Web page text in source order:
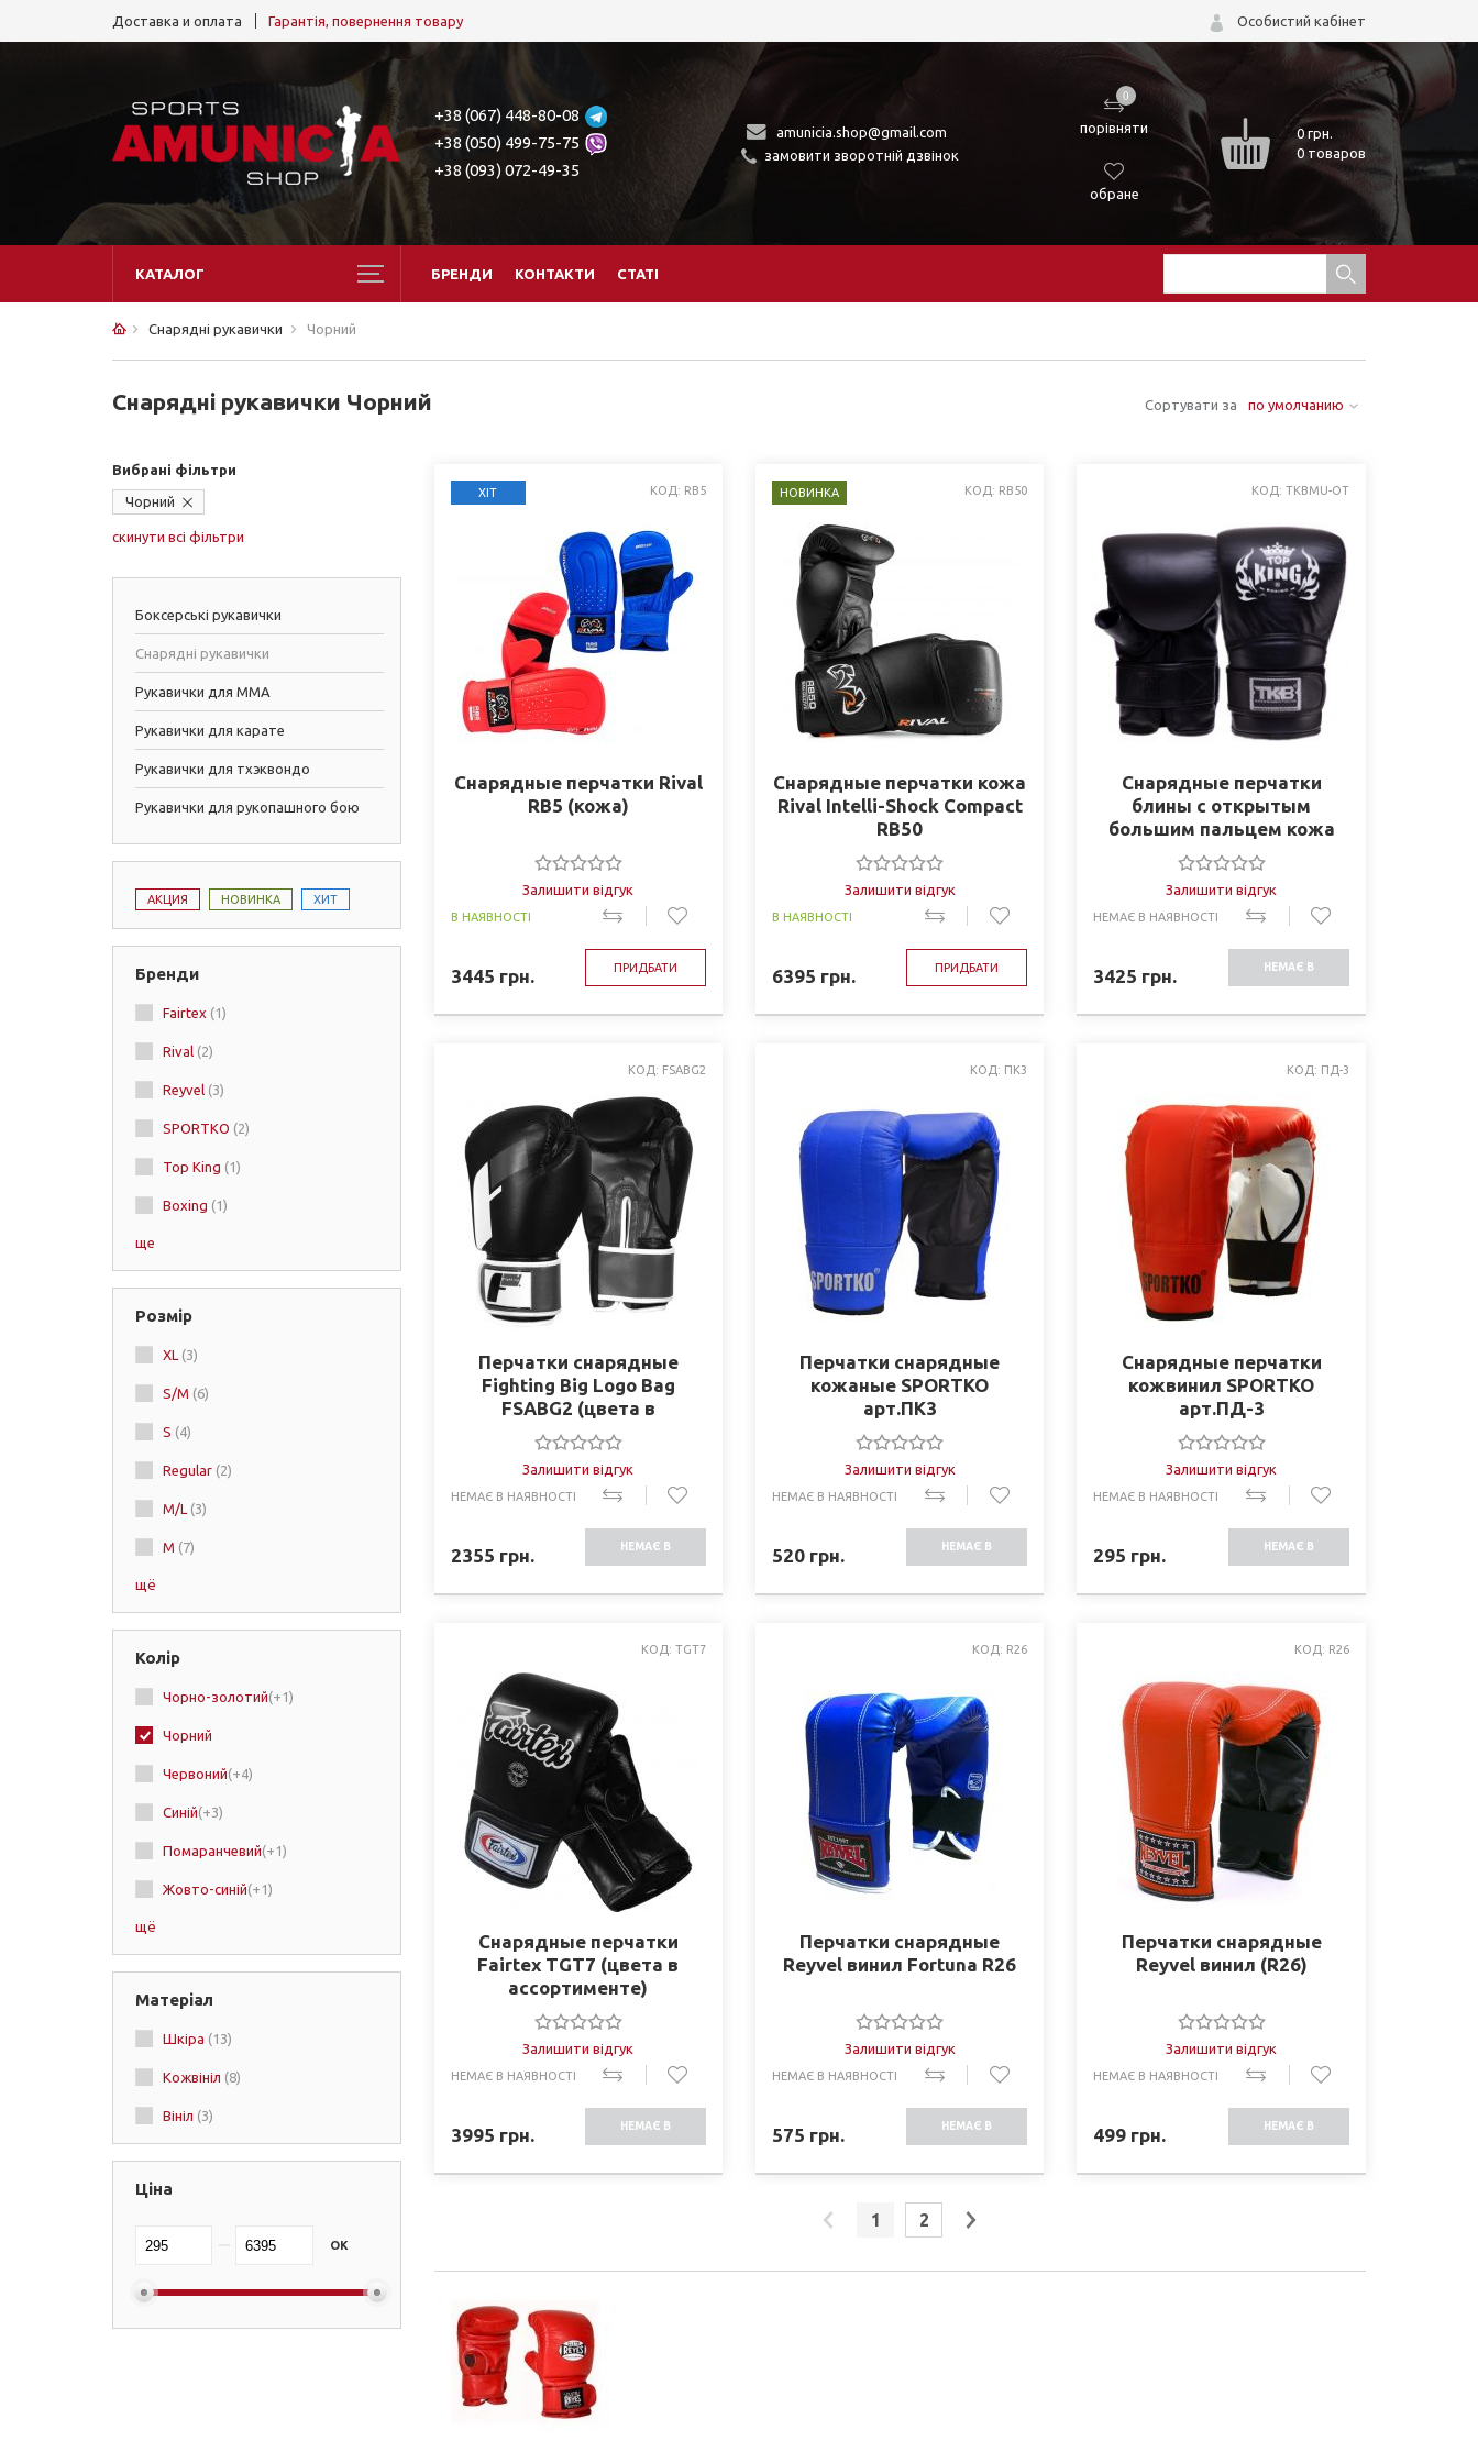
Доставка и оплата Гарантія, повернення товару Особистий кабінет
+38 (067) 448-80-08
+38 (050) 499-75-75
+38 (093) 072-49-35
amunicia.shop@gmail.com
замовити зворотній дзвінок
0
порівняти
обране
0грн.
0 товаров
КАТАЛОГ БРЕНДИ КОНТАКТИ СТАТІ
Снарядні рукавички Чорний
Снарядні рукавички Чорний Сортувати за по умолчанию
Вибрані фільтри
Чорний
скинути всі фільтри
Боксерські рукавички
Снарядні рукавички
Рукавички для ММА
Рукавички для карате
Рукавички для тхэквондо
Рукавички для рукопашного бою
АКЦИЯ НОВИНКА ХИТ
Бренди
Fairtex (1)
Rival (2)
Reyvel (3)
SPORTKO (2)
Top King (1)
Boxing (1)
ще
Розмір
XL (3)
S/M (6)
S (4)
Regular (2)
M/L (3)
M (7)
щё
Колір
Чорно-золотий(+1)
Чорний
Червоний(+4)
Синій(+3)
Помаранчевий(+1)
Жовто-синій(+1)
біло-червоний
щё
Матеріал
Шкіра (13)
Кожвініл (8)
Вініл (3)
Ціна
OK
ХІТ КОД: RB5
Снарядные перчатки Rival
RB5 (кожа)
Залишити відгук
В НАЯВНОСТІ
3445 грн. ПРИДБАТИ
НОВИНКА КОД: RB50
Снарядные перчатки кожа
Rival Intelli-Shock Compact
RB50
Залишити відгук
В НАЯВНОСТІ
6395 грн. ПРИДБАТИ
КОД: TKBMU-OT
Снарядные перчатки
блины с открытым
большим пальцем кожа
Top King TKBMU-OT
Залишити відгук
НЕМАЄ В НАЯВНОСТІ
3425 грн. НЕМАЄ В
КОД: FSABG2
Перчатки снарядные
Fighting Big Logo Bag
FSABG2 (цвета в
ассортименте)
Залишити відгук
НЕМАЄ В НАЯВНОСТІ
2355 грн. НЕМАЄ В
КОД: ПК3
Перчатки снарядные
кожаные SPORTKO
арт.ПК3
Залишити відгук
НЕМАЄ В НАЯВНОСТІ
520грн. НЕМАЄ В
КОД: ПД-3
Снарядные перчатки
кожвинил SPORTKO
арт.ПД-3
Залишити відгук
НЕМАЄ В НАЯВНОСТІ
295 грн. НЕМАЄ В
КОД: TGT7
Снарядные перчатки
Fairtex TGT7 (цвета в
ассортименте)
Залишити відгук
НЕМАЄ В НАЯВНОСТІ
3995 грн. НЕМАЄ В
КОД: R26
Перчатки снарядные
Reyvel винил Fortuna R26
Залишити відгук
НЕМАЄ В НАЯВНОСТІ
575 грн. НЕМАЄ В
КОД: R26
Перчатки снарядные
Reyvel винил (R26)
Залишити відгук
НЕМАЄ В НАЯВНОСТІ
499 грн. НЕМАЄ В
1 2